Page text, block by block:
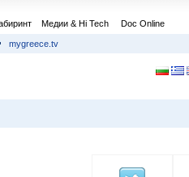
Медии & Hi Tech Doc Online
mygreece.tv